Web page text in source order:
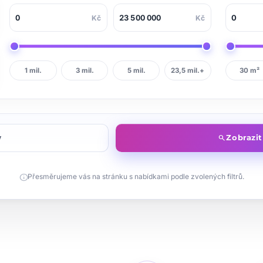
Kč Kč
1 mil. 3 mil. 5 mil. 23,5 mil.+ 30 m²
search
infoPřesměrujeme vás na stránku s nabídkami podle zvolených filtrů.